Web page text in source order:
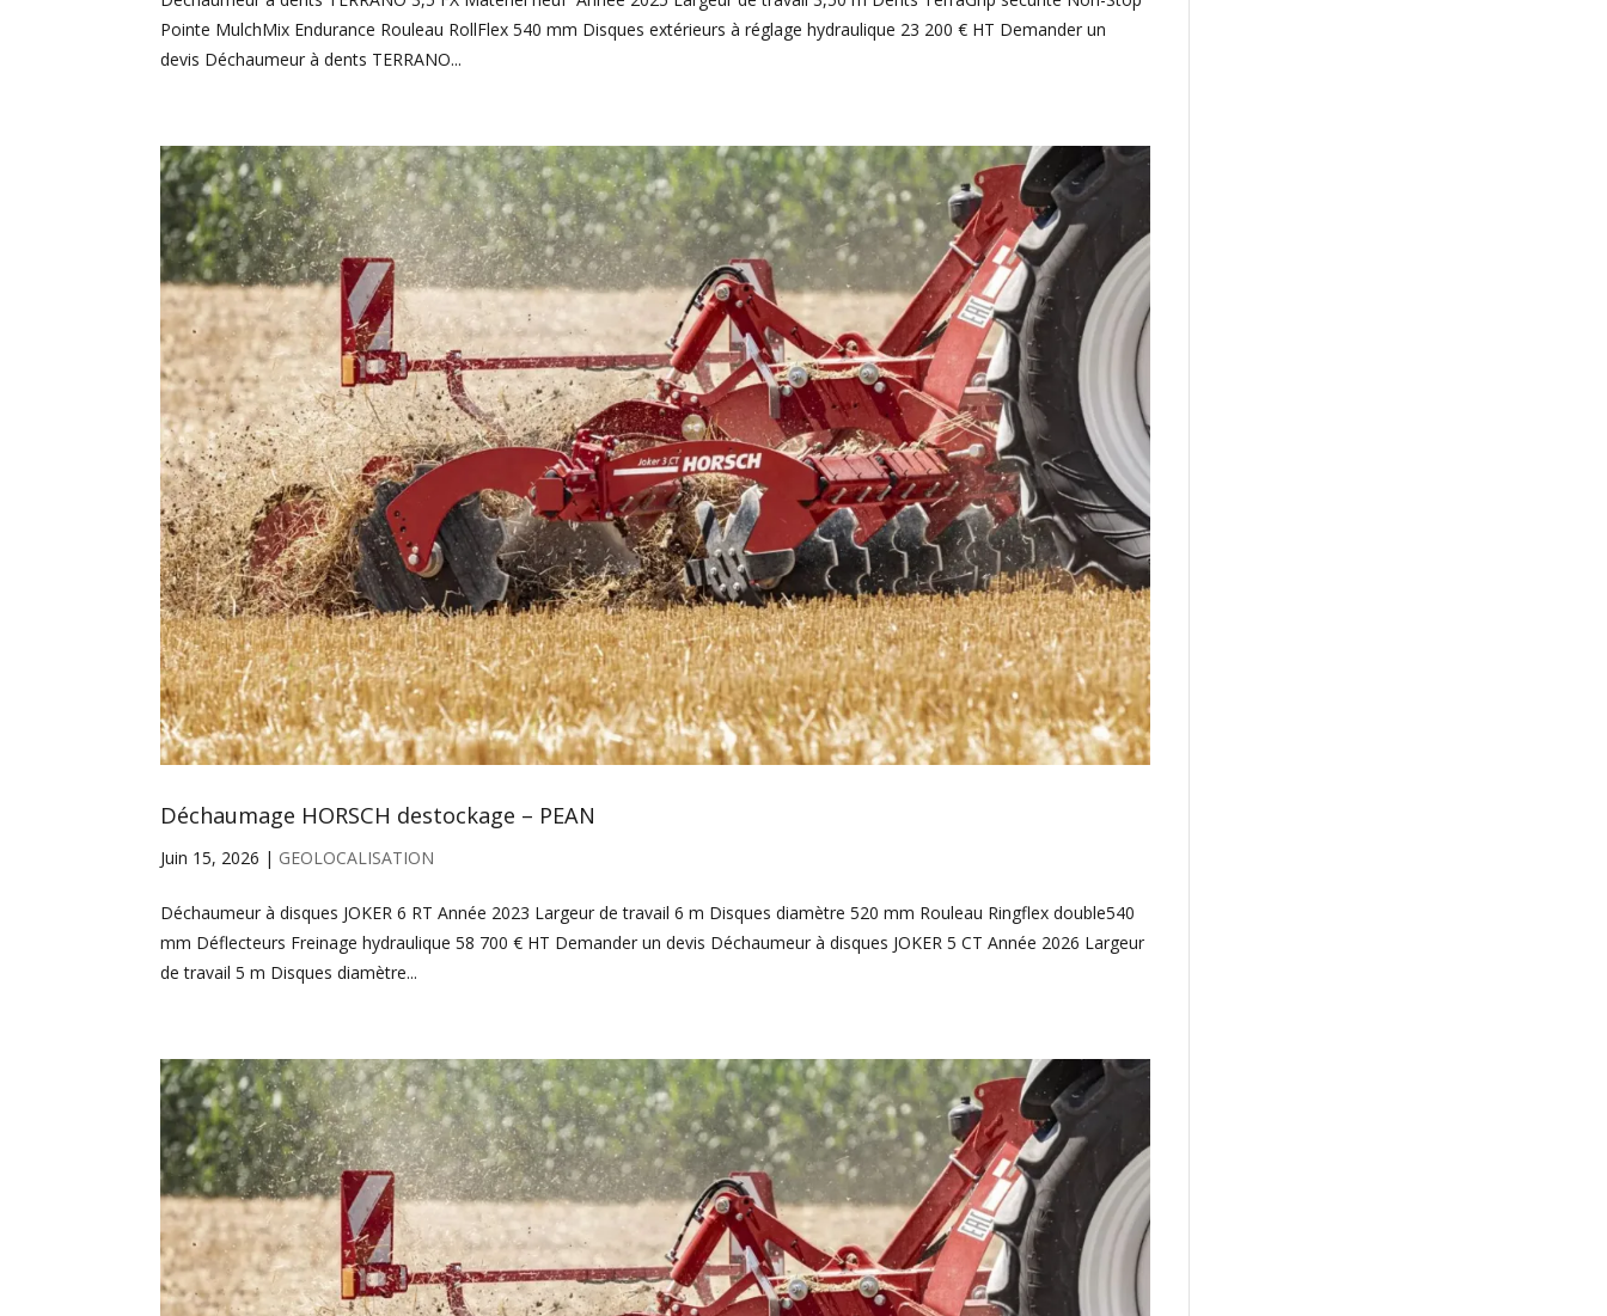
Pointe MulchMix Endurance Rouleau RollFlex 540 mm Disques extérieurs à réglage hydraulique 23 200 € HT Demander un
devis Déchaumeur à dents TERRANO...
Déchaumage HORSCH destockage – PEAN
Juin 15, 2026 | GEOLOCALISATION
Déchaumeur à disques JOKER 6 RT Année 2023 Largeur de travail 6 m Disques diamètre 520 mm Rouleau Ringflex double540
mm Déflecteurs Freinage hydraulique 58 700 € HT Demander un devis Déchaumeur à disques JOKER 5 CT Année 2026 Largeur
de travail 5 m Disques diamètre...